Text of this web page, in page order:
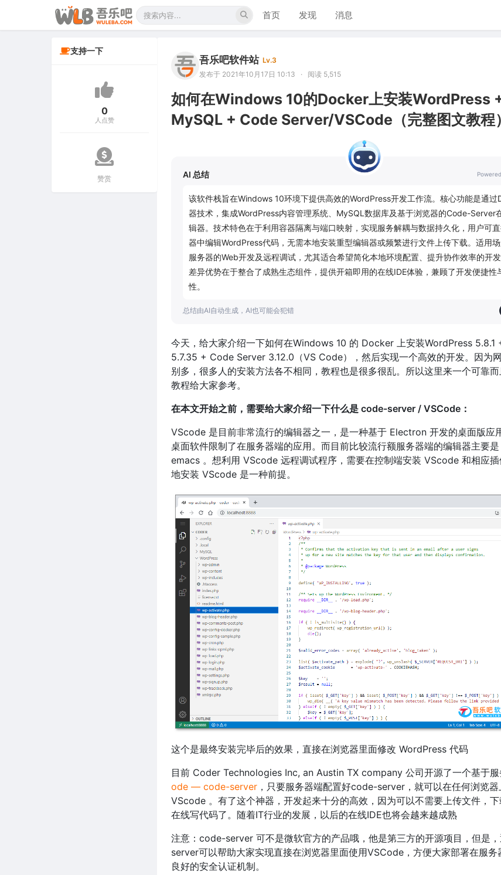
首页 发现 消息
支持一下
0
人点赞
赞赏
吾乐吧软件站 Lv.3
发布于 2021年10月17日 10:13
· 阅读 5,515
如何在Windows 10的Docker上安装WordPress
MySQL + Code Server/VSCode（完整图文教程）
AI 总结
该软件栈旨在Windows 10环境下提供高效的WordPress开发工作流。核心功能是通过
器技术，集成WordPress内容管理系统、MySQL数据库及基于浏览器的Code-Server
辑器。技术特色在于利用容器隔离与端口映射，实现服务解耦与数据持久化，用户可
器中编辑WordPress代码，无需本地安装重型编辑器或频繁进行文件上传下载。适用
服务器的Web开发及远程调试，尤其适合希望简化本地环境配置、提升协作效率的开
差异优势在于整合了成熟生态组件，提供开箱即用的在线IDE体验，兼顾了开发便捷性
性。
总结由AI自动生成，AI也可能会犯错
今天，给大家介绍一下如何在Windows 10 的 Docker 上安装WordPress 5.8.1
5.7.35 + Code Server 3.12.0（VS Code），然后实现一个高效的开发。因为
别多，很多人的安装方法各不相同，教程也是很多很乱。所以这里来一个可靠
教程给大家参考。
在本文开始之前，需要给大家介绍一下什么是 code-server / VSCode：
VScode 是目前非常流行的编辑器之一，是一种基于 Electron 开发的桌面版应
桌面软件限制了在服务器端的应用。而目前比较流行额服务器端的编辑器主要
emacs 。想利用 VScode 远程调试程序，需要在控制端安装 VScode 和相应
地安装 VScode 是一种前提。
这个是最终安装完毕后的效果，直接在浏览器里面修改 WordPress 代码
目前 Coder Technologies Inc, an Austin TX company 公司开源了一个基于服
ode — code-server ，只要服务器端配置好code-server，就可以在任何浏览器
VScode 。有了这个神器，开发起来十分的高效，因为可以不需要上传文件，
在线写代码了。随着IT行业的发展，以后的在线IDE也将会越来越成熟
注意：code-server 可不是微软官方的产品哦，他是第三方的开源项目，但是
server可以帮助大家实现直接在浏览器里面使用VSCode，方便大家部署在服务
良好的安全认证机制。